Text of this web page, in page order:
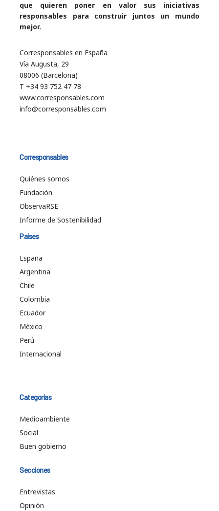
que quieren poner en valor sus iniciativas
responsables para construir juntos un mundo
mejor.
Corresponsables en España
Vía Augusta, 29
08006 (Barcelona)
T +34 93 752 47 78
www.corresponsables.com
info@corresponsables.com
Corresponsables
Quiénes somos
Fundación
ObservaRSE
Informe de Sostenibilidad
Países
España
Argentina
Chile
Colombia
Ecuador
México
Perú
Internacional
Categorías
Medioambiente
Social
Buen gobierno
Secciones
Entrevistas
Opinión